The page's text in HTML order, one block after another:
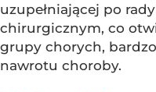
uzupełniającej po
chirurgicznym, co
grupy chorych,
nawrotu choroby.